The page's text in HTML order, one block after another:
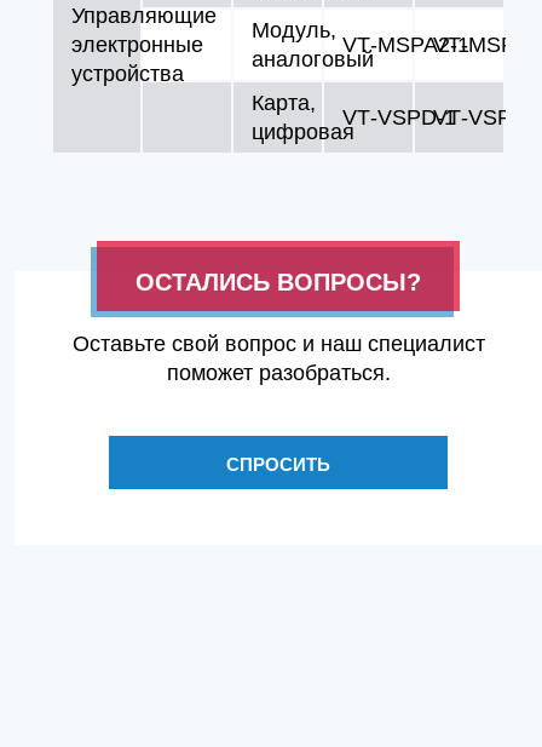
Управляющие
электронные
устройства
Модуль,
аналоговый
VT‑MSPA2‑1
Карта,
цифровая
VT‑VSPD‑1
ОСТАЛИСЬ ВОПРОСЫ?
Оставьте свой вопрос и наш специалист
поможет разобраться.
СПРОСИТЬ